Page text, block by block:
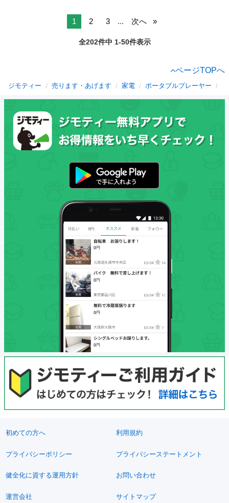
1 2 3 ... 次へ
全202件中 1-50件表示
ページTOPへ
ジモティー 売ります・あげます 家電 ポータブルプレーヤー
初めての方へ 利用規約
プライバシーポリシー プライバシーステートメント
健全化に資する運用方針 お問い合わせ
運営会社 サイトマップ